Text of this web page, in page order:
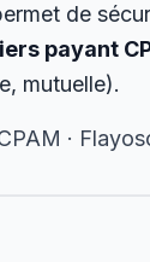
de
payant
mutuelle).
·